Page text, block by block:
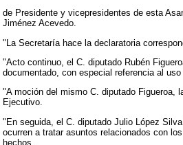
de Presidente y vicepresidentes de esta
Jiménez Acevedo.
"La Secretaría hace la declaratoria
"Acto continuo, el C. diputado Rubén
documentado, con especial referencia al
"A moción del mismo C. diputado Figueroa,
Ejecutivo.
"En seguida, el C. diputado Julio López
ocurren a tratar asuntos relacionados con
hechos.